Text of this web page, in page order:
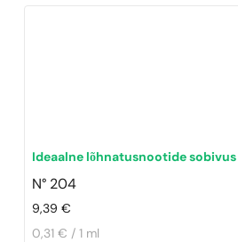
Ideaalne lõhnatusnootide sobivus
N° 204
9,39€
0,31 € / 1 ml